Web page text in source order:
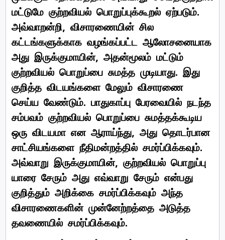
மட்டுமே குற்றவியல் பொறுப்புக்கூறல் ஏற்படும்.
அவ்வாறன்றி, விசாரணையின் சில
கட்டங்களுக்காக வழங்கப்பட்ட ஆலோசனையாக
அது இருக்குமாயின், அதன்மூலம் மட்டும்
குற்றவியல் பொறுப்பை சுமத்த முடியாது. இது
குறித்த விடயங்களை மேலும் விசாரணை
செய்ய வேண்டும். பாதுகாப்பு பேரவையில் நடந்த
சம்பவம் குற்றவியல் பொறுப்பை சுமத்தக்கூடிய
ஒரு விடயமா என ஆராய்ந்து, அது தொடர்பான
சாட்சியங்களை நீதிமன்றத்தில் சமர்ப்பிக்கவும்.
அவ்வாறு இருக்குமாயின், குற்றவியல் பொறுப்பு
யாரை சேரும் அது எவ்வாறு சேரும் என்பது
குறித்தும் அறிக்கை சமர்ப்பிக்கவும் அந்த
விசாரணைகளின் முன்னேற்றத்தை அடுத்த
தவணையில் சமர்ப்பிக்கவும்.